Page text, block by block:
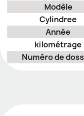
Modèle
Cylindree
Année
kilométrage
Numéro de